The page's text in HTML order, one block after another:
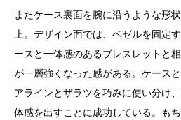
またケース裏面を腕に沿うような形
上。デザイン面では、ベゼルを固定
ースと一体感のあるブレスレットと
が一層強くなった感がある。ケース
アラインとザラツを巧みに使い分け
体感を出すことに成功している。も